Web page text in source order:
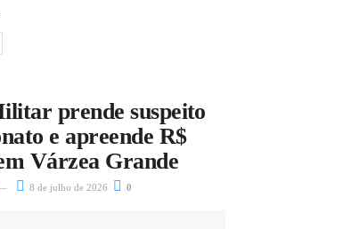
prende suspeito
e apreende R$
Várzea Grande
8 de julho de 2026 0